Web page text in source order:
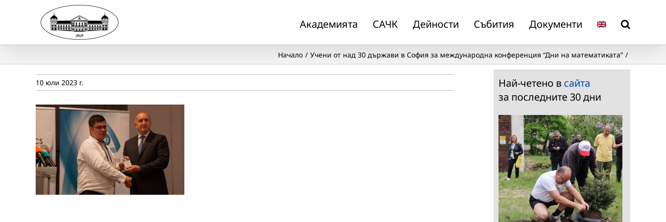
Академията САЧК Дейности Събития Документи
Начало Учени от над 30 държави в София за международна конференция “Дни на математиката”
10 юли 2023 г. Най-четено в сайта
за последните 30 дни